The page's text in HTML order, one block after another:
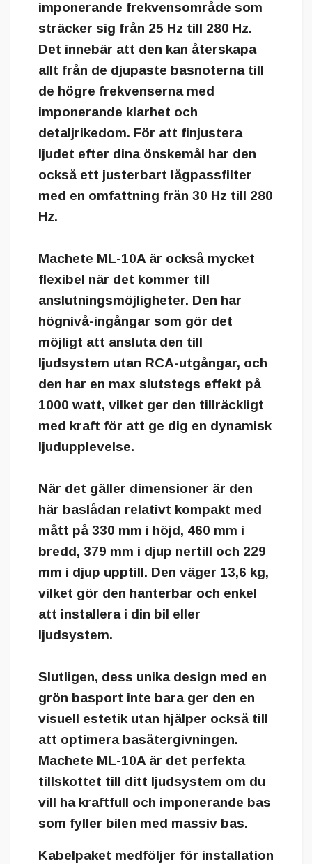
imponerande frekvensområde som
sträcker sig från 25 Hz till 280 Hz.
Det innebär att den kan återskapa
allt från de djupaste basnoterna till
de högre frekvenserna med
imponerande klarhet och
detaljrikedom. För att finjustera
ljudet efter dina önskemål har den
också ett justerbart lågpassfilter
med en omfattning från 30 Hz till 280
Hz.
Machete ML-10A är också mycket
flexibel när det kommer till
anslutningsmöjligheter. Den har
högnivå-ingångar som gör det
möjligt att ansluta den till
ljudsystem utan RCA-utgångar, och
den har en max slutstegs effekt på
1000 watt, vilket ger den tillräckligt
med kraft för att ge dig en dynamisk
ljudupplevelse.
När det gäller dimensioner är den
här baslådan relativt kompakt med
mått på 330 mm i höjd, 460 mm i
bredd, 379 mm i djup nertill och 229
mm i djup upptill. Den väger 13,6 kg,
vilket gör den hanterbar och enkel
att installera i din bil eller
ljudsystem.
Slutligen, dess unika design med en
grön basport inte bara ger den en
visuell estetik utan hjälper också till
att optimera basåtergivningen.
Machete ML-10A är det perfekta
tillskottet till ditt ljudsystem om du
vill ha kraftfull och imponerande bas
som fyller bilen med massiv bas.
Kabelpaket medföljer för installation